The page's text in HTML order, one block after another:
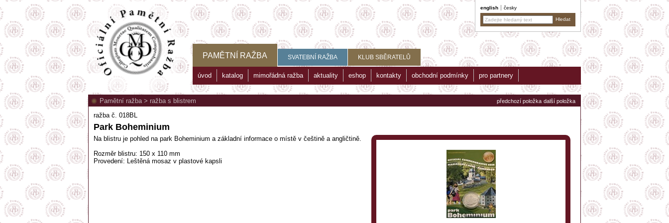
english česky
PAMĚTNÍ RAŽBA SVATEBNÍ RAŽBA KLUB SBĚRATELŮ
úvod katalog mimořádná ražba aktuality eshop kontakty obchodní podmínky pro partnery
předchozí položka další položka
Pamětní ražba> ražba s blistrem
ražba č. 018BL
Park Boheminium
Na blistru je pohled na park Boheminium a základní informace o místě v češtině a angličtině.
Rozměr blistru: 150 x 110 mm
Provedení: Leštěná mosaz v plastové kapsli